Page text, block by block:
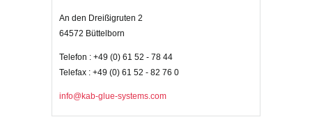
An den Dreißigruten 2
64572 Büttelborn
Telefon : +49 (0) 61 52 - 78 44
Telefax : +49 (0) 61 52 - 82 76 0
info@kab-glue-systems.com